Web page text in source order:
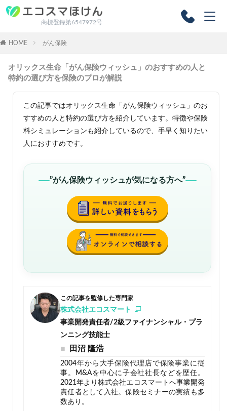
商標登録第6547972号
HOME がん保険
オリックス生命「がん保険ウィッシュ」のおすすめの人と
特約の選び方を保険のプロが解説
この記事ではオリックス生命「がん保険ウィッシュ」のお
すすめの人と特約の選び方を紹介しています。特徴や保険
料シミュレーションも紹介しているので、手早く知りたい
人におすすめです。
”がん保険ウィッシュが気になる方へ”
この記事を監修した専門家
株式会社エコスマート
事業開発責任者/2級ファイナンシャル・プラ
ンニング技能士
田沼 隆浩
2004年から大手保険代理店で保険事業に従
事。M&Aを中心に子会社社長などを歴任。
2021年より株式会社エコスマートへ事業開発
責任者として入社。保険セミナーの実績も多
数あり。